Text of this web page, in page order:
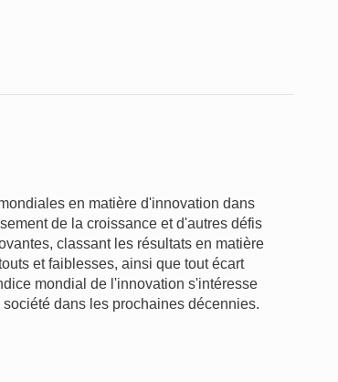
en matière d'innovation dans
de la croissance et d'autres défis
classant les résultats en matière
et faiblesses, ainsi que tout écart
mondial de l'innovation s'intéresse
dans les prochaines décennies.